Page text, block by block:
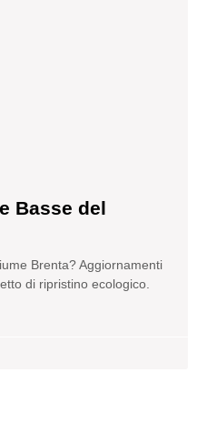
Basse del
Brenta? Aggiornamenti
di ripristino ecologico.